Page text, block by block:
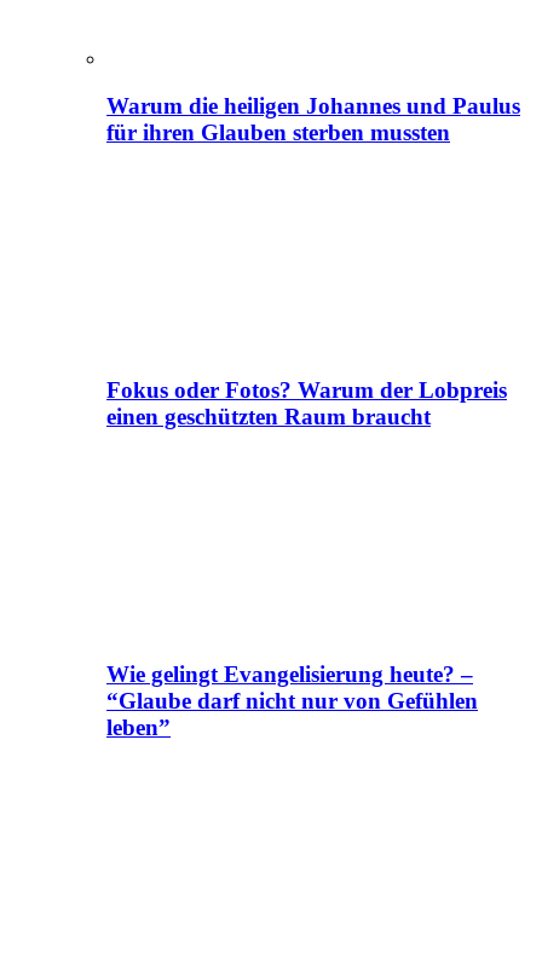
Warum die heiligen Johannes und Paulus
für ihren Glauben sterben mussten
Fokus oder Fotos? Warum der Lobpreis
einen geschützten Raum braucht
Wie gelingt Evangelisierung heute? –
“Glaube darf nicht nur von Gefühlen
leben”